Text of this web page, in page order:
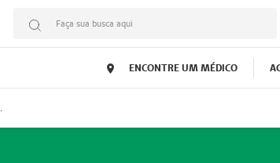
Faça sua busca aqui
ENCONTRE UM MÉDICO
0)